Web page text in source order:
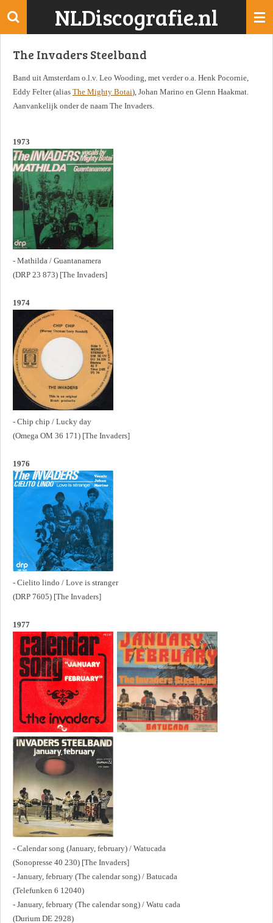
Ga
de
NLDiscografie.nl
The Invaders Steelband
Band uit Amsterdam o.l.v. Leo Wooding, met verder o.a. Henk Pocornie,
Eddy Felter (alias The Mighty Botai), Johan Marino en Glenn Haakmat.
Aanvankelijk onder de naam The Invaders.
1973
- Mathilda / Guantanamera
(DRP 23 873) [The Invaders]
1974
- Chip chip / Lucky day
(Omega OM 36 171) [The Invaders]
1976
- Cielito lindo / Love is stranger
(DRP 7605) [The Invaders]
1977
- Calendar song (January, february) / Watucada
(Sonopresse 40 230) [The Invaders]
- January, february (The calendar song) / Batucada
(Telefunken 6 12040)
- January, february (The calendar song) / Watu cada
(Durium DE 2928)